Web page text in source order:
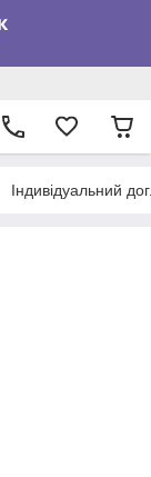
Індивідуальний